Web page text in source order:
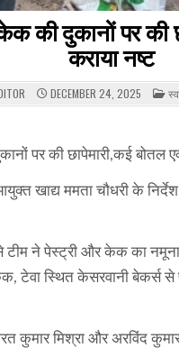
की दुकानों पर
कराया नष्ट
DECEMBER 24, 2025
IN
पर की छापेमारी,कई बोतल
खाद्य ममता चौधरी के
से टीम ने पेस्ट्री और केक का
टेवा स्थित केसरवानी बेकर्स
कुमार मिश्रा और अरविंद